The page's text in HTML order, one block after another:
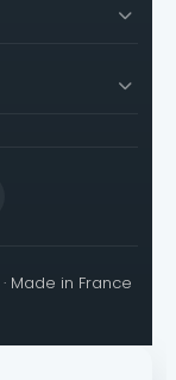
· Made in France